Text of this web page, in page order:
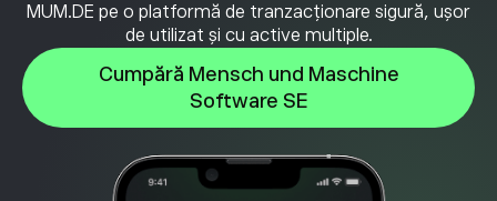
MUM.DE pe o platformă de tranzacționare sigură, ușor
de utilizat și cu active multiple.
Cumpără Mensch und Maschine
Software SE